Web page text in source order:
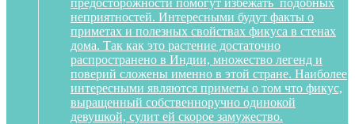
предосторожности помогут избежать подобных
неприятностей. Интересными будут факты о
приметах и полезных свойствах фикуса в стенах
дома. Так как это растение достаточно
распространено в Индии, множество легенд и
поверий сложены именно в этой стране. Наиболее
интересными являются приметы о том что фикус,
выращенный собственноручно одинокой
девушкой, сулит ей скорое замужество.